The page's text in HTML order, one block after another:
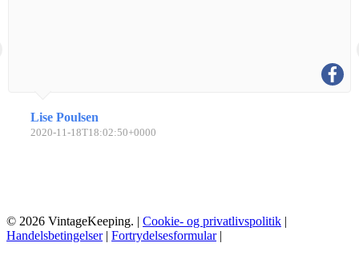
Lise Poulsen
2020-11-18T18:02:50+0000
© 2026 VintageKeeping. | Cookie- og privatlivspolitik |
Handelsbetingelser| Fortrydelsesformular|